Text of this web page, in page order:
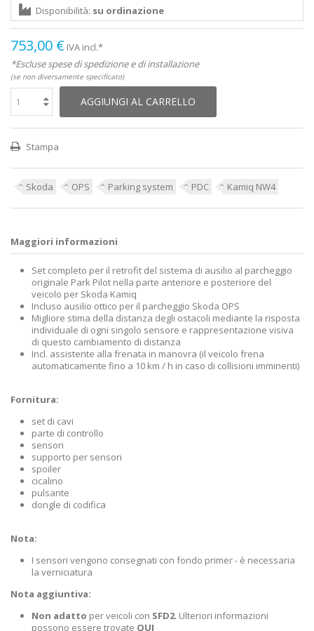
Disponibilità: su ordinazione
753,00 € IVA incl.*
*Escluse spese di spedizione e di installazione
(se non diversamente specificato)
AGGIUNGI AL CARRELLO
Stampa
Skoda OPS Parking system PDC Kamiq NW4
Maggiori informazioni
Set completo per il retrofit del sistema di ausilio al parcheggio
originale Park Pilot nella parte anteriore e posteriore del
veicolo per Skoda Kamiq
Incluso ausilio ottico per il parcheggio Skoda OPS
Migliore stima della distanza degli ostacoli mediante la risposta
individuale di ogni singolo sensore e rappresentazione visiva
di questo cambiamento di distanza
Incl. assistente alla frenata in manovra (il veicolo frena
automaticamente fino a 10 km / h in caso di collisioni imminenti)
Fornitura:
set di cavi
parte di controllo
sensori
supporto per sensori
spoiler
cicalino
pulsante
dongle di codifica
Nota:
I sensori vengono consegnati con fondo primer - è necessaria
la verniciatura
Nota aggiuntiva:
Non adatto per veicoli con SFD2. Ulteriori informazioni
possono essere trovate QUI